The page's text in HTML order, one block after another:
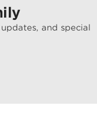
and special